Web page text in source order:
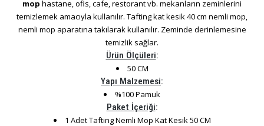
mop hastane, ofis, cafe, restorant vb. mekanların zeminlerini
temizlemek amacıyla kullanılır. Tafting kat kesik 40 cm nemli mop,
nemli mop aparatına takılarak kullanılır. Zeminde derinlemesine
temizlik sağlar.
Ürün Ölçüleri:
50 CM
Yapı Malzemesi:
%100 Pamuk
Paket İçeriği:
1 Adet Tafting Nemli Mop Kat Kesik 50 CM